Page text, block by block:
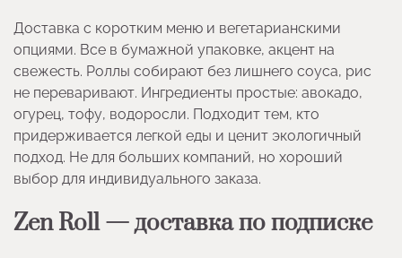
Доставка с коротким меню и вегетарианскими
опциями. Все в бумажной упаковке, акцент на
свежесть. Роллы собирают без лишнего соуса, рис
не переваривают. Ингредиенты простые: авокадо,
огурец, тофу, водоросли. Подходит тем, кто
придерживается легкой еды и ценит экологичный
подход. Не для больших компаний, но хороший
выбор для индивидуального заказа.
Zen Roll — доставка по подписке